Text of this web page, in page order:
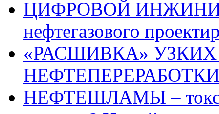
ЦИФРОВОЙ
нефтегазового
«РАСШИВКА»
НЕФТЕПЕРЕРАБОТКИ
НЕФТЕШЛАМЫ –